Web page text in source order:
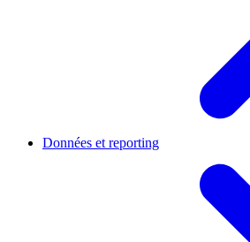
Données et reporting